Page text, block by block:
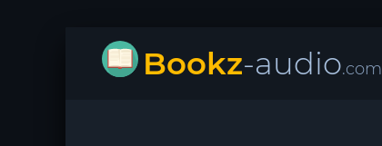
Bookz-audio.com